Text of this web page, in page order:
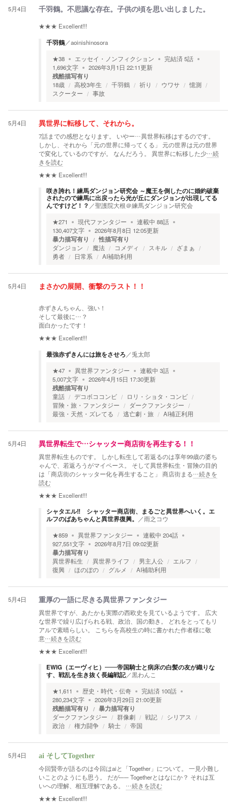
5月4日 千羽鶴。不思議な存在。子供の頃を思い出しました。
★★★ Excellent!!!
千羽鶴／aoinishinosora
★38 エッセイ・ノンフィクション 完結済5話
1,696文字 2026年3月1日 22:11更新
残酷描写有り
18歳 高校3年生 千羽鶴 祈り ウワサ
憶測
スクーター
事故
5月4日 異世界に転移して、それから。
7話までの感想となります。 いやー…異世界転移はするのです。
しかし、それから「元の世界に帰ってくる」 元の世界は元の世界
で変化しているのですが。 なんだろう。 異世界に転移した少…続
きを読む
★★★ Excellent!!!
咲き誇れ！練馬ダンジョン研究会 ～魔王を倒したのに婚約破棄
されたので練馬に出戻ったら光が丘にダンジョンが出現してる
んですけど！？ ／聖護院大根＠練馬ダンジョン研究会
★271 現代ファンタジー 連載中 88話
130,407文字 2026年8月8日 12:05更新
暴力描写有り 性描写有り
ダンジョン 魔法 コメディ スキル
ざまぁ
勇者
日常系 AI補助利用
5月4日 まさかの展開、衝撃のラスト！！
赤ずきんちゃん、強い！
そして最後に…？
面白かったです！
★★★ Excellent!!!
最強赤ずきんには旅をさせろ ／兎太郎
★47 異世界ファンタジー 連載中 3話
5,007文字 2026年4月15日 17:30更新
残酷描写有り
童話 デコボココンビ
ロリ・ショタ・コンビ
冒険・旅・ファンタジー
ダークファンタジー
最強・天然・ズレてる
逃亡劇・旅 AI補正利用
5月4日 異世界転生で…シャッター商店街を再生する！！
異世界転生ものです。 しかし転生して若返るのは享年99歳の婆ち
ゃんで、若返ろうがマイペース。 そして異世界転生・冒険の目的
は「商店街のシャッター化を再生すること」 商店街まる…続きを
読む
★★★ Excellent!!!
シャタエル‼ シャッター商店街、まるごと異世界へいく。エ
ルフのばあちゃんと異世界復興。
／雨之コウ
★859 異世界ファンタジー 連載中 204話
927,551文字 2026年8月7日 09:02更新
暴力描写有り
異世界転生 異世界ライフ 男主人公
エルフ
復興
ほのぼの グルメ AI補助利用
5月4日 重厚の一語に尽きる異世界ファンタジー
異世界ですが、あたかも実際の西欧史を見ているようです。 広大
な世界で繰り広げられる戦、政治、国の動き。 どれをとってもリ
アルで素晴らしい。 こちらを高校生の時に書かれた作者様に敬
意…続きを読む
★★★ Excellent!!!
EWIG（エーヴィヒ）――帝国騎士と病床の白髪の友が織りな
す、戦乱を生き抜く長編戦記／黒わんこ
★1,611 歴史・時代・伝奇 完結済 100話
280,234文字 2026年3月29日 21:00更新
残酷描写有り 暴力描写有り
ダークファンタジー 群像劇 戦記
シリアス
政治
権力闘争 騎士 帝国
5月4日 ai そしてTogether
今回賢帝が語るのは今回はaiと「Together」について。 一見小難し
いことのようにも思う。 だが── Togetherとはなにか？ それは互
いへの理解、相互理解である。 …続きを読む
★★★ Excellent!!!